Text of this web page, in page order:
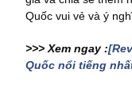
Quốc vui vẻ và ý
>>> Xem ngay :
Quốc nổi tiếng